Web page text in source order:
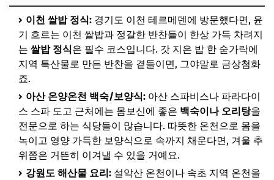
이천 쌀밥 정식: 경기도 이천 테르메덴에 방문했다면, 윤
기 흐르는 이천 쌀밥과 정갈한 반찬들이 한상 가득 차려지
는 쌀밥 정식은 필수 코스입니다. 갓 지은 밥 한 숟가락에
지역 특산물로 만든 반찬을 곁들이면, 그야말로 금상첨화
죠.
아산 온양온천 백숙/보양식: 아산 스파비스나 파라다이
스 스파 도고 근처에는 몸보신에 좋은 백숙이나 오리탕을
전문으로 하는 식당들이 많습니다. 따뜻한 온천으로 몸을
녹이고 영양 가득한 보양식으로 속까지 채운다면, 겨울 추
위쯤은 거뜬히 이겨낼 수 있을 거예요.
강원도 해산물 요리: 설악산 온천이나 속초 지역 온천을